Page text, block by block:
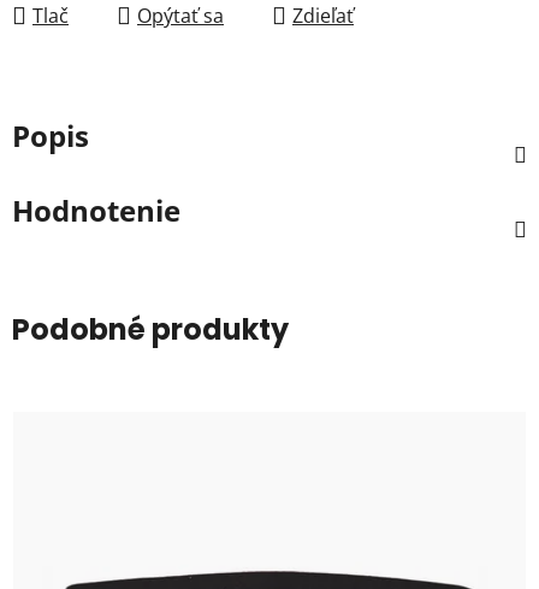
Tlač Opýtať sa Zdieľať
Popis
Hodnotenie
Podobné produkty